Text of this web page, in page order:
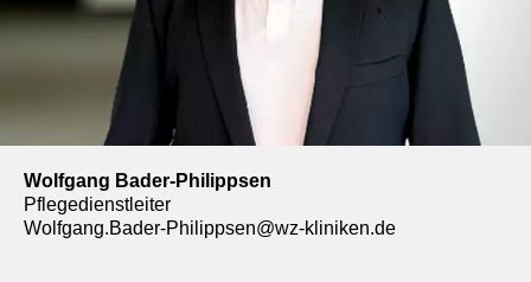
Wolfgang Bader-Philippsen
Pflegedienstleiter
Wolfgang.Bader-Philippsen@wz-kliniken.de